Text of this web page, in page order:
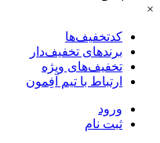
×
کدتخفیف‌ها
برندهای تخفیف‌دار
تخفیف‌های ویژه
ارتباط با تیم آفِمون
ورود
ثبت نام